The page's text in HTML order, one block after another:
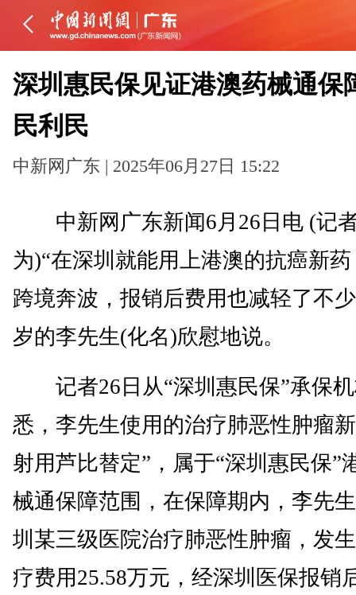
深圳惠民保见证港澳药械通保
民利民
中新网广东 | 2025年06月27日 15:22
中新网广东新闻6月26日电 (记
为)“在深圳就能用上港澳的抗癌新
跨境奔波，报销后费用也减轻了不
岁的李先生(化名)欣慰地说。
记者26日从“深圳惠民保”承保
悉，李先生使用的治疗肺恶性肿瘤
射用芦比替定”，属于“深圳惠民保”
械通保障范围，在保障期内，李先
圳某三级医院治疗肺恶性肿瘤，发
疗费用25.58万元，经深圳医保报销